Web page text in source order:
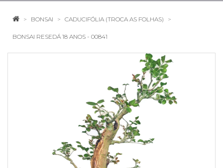
BONSAI CADUCIFÓLIA (TROCA AS FOLHAS)
BONSAI RESEDÁ 18 ANOS - 00841